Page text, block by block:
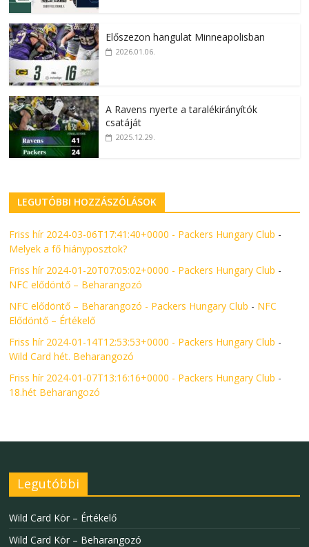
Előszezon hangulat Minneapolisban
2026.01.06.
A Ravens nyerte a taralékirányítók
csatáját
2025.12.29.
LEGUTÓBBI HOZZÁSZÓLÁSOK
Friss hír 2024-03-06T17:41:40+0000 - Packers Hungary Club -
Melyek a fő hiányposztok?
Friss hír 2024-01-20T07:05:02+0000 - Packers Hungary Club -
NFC elődöntő – Beharangozó
NFC elődöntő – Beharangozó - Packers Hungary Club - NFC
Elődöntő – Értékelő
Friss hír 2024-01-14T12:53:53+0000 - Packers Hungary Club -
Wild Card hét. Beharangozó
Friss hír 2024-01-07T13:16:16+0000 - Packers Hungary Club -
18.hét Beharangozó
Legutóbbi
Wild Card Kör – Értékelő
Wild Card Kör – Beharangozó